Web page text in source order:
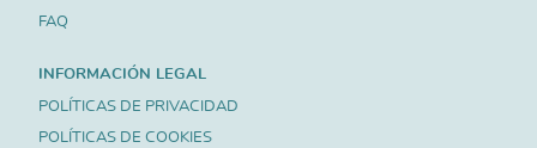
FAQ
INFORMACIÓN LEGAL
POLÍTICAS DE PRIVACIDAD
POLÍTICAS DE COOKIES